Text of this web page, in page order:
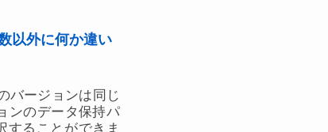
以外に何か違い
バージョンは同じ
ンのデータ保持パ
することができま